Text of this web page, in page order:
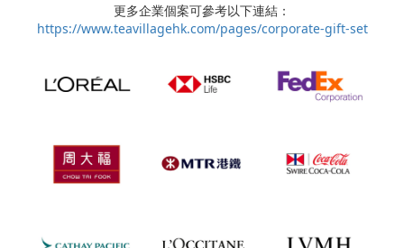
更多企業個案可參考以下連結：
https://www.teavillagehk.com/pages/corporate-gift-set